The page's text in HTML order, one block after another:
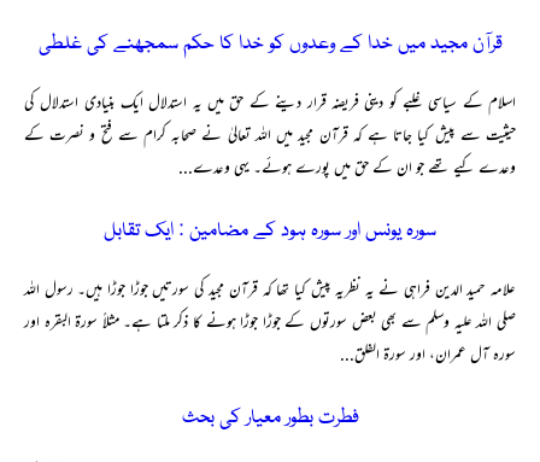
قرآن مجید میں خدا کے وعدوں کو خدا کا حکم سمجھنے کی غلطی
اسلام کے سیاسی غلبے کو دینی فریضہ قرار دینے کے حق میں یہ استدلال ایک بنیادی استدلال کی
حیثیت سے پیش کیا جاتا ہے کہ قرآن مجید میں اللہ تعالیٰ نے صحابہ کرام سے فتح و نصرت کے
وعدے کیے تھے جو ان کے حق میں پورے ہوئے۔ یہی وعدے...
سورہ یونس اور سورہ ہود کے مضامین : ایک تقابل
علامہ حمید الدین فراہی نے یہ نظریہ پیش کیا تھا کہ قرآن مجید کی سورتیں جوڑا جوڑا ہیں۔ رسول اللہ
صلی اللہ علیہ وسلم سے بھی بعض سورتوں کے جوڑا جوڑا ہونے کا ذکر ملتا ہے۔ مثلاً سورۃ البقرہ اور
سورہ آل عمران، اور سورۃ الفلق...
فطرت بطور معیار کی بحث